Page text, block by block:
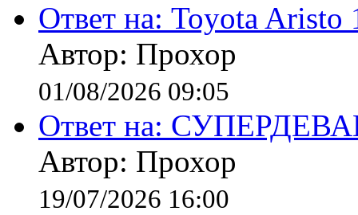
Ответ на: Toyota Aristo
Автор: Прохор
01/08/2026 09:05
Ответ на:
Автор: Прохор
19/07/2026 16:00